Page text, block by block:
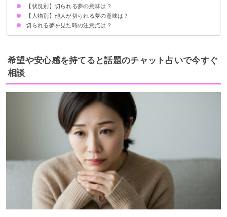
他人・知らない人に切られる夢【凶夢】
友達に切られる夢【逆夢】
家族に切られる夢【警告夢】
恋人に切られる夢【警告夢】
侍に切られる夢【警告夢】
【状況別】切られる夢の意味は？
切られて痛い夢【凶夢】
切り刻まれる夢【警告夢】
切られて死ぬ夢【吉夢】
切られて血が出る夢【吉夢】
【人物別】他人が切られる夢の意味は？
親が切られる夢【警告夢】
友達が切られる夢【凶夢】
恋人が切られる夢【凶夢】
知らない人が切られる夢【願望夢】
切られる夢を見た時の注意点は？
十分な休息を取る
警告夢や凶夢の内容を人に話す
希望や安心感を持てると話題のチャット占いで今すぐ
相談